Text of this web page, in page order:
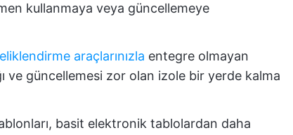
kullanmaya veya güncellemeye
araçlarınızla entegre olmayan
ve güncellemesi zor olan izole bir yerde kalma
basit elektronik tablolardan daha